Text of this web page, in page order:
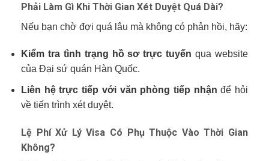
Phải Làm Gì Khi Thời Gian Xét Duyệt Quá Dài?
Nếu bạn chờ đợi quá lâu mà không có phản hồi, hãy:
Kiểm tra tình trạng hồ sơ trực tuyến qua website
của Đại sứ quán Hàn Quốc.
Liên hệ trực tiếp với văn phòng tiếp nhận để hỏi
về tiến trình xét duyệt.
Lệ Phí Xử Lý Visa Có Phụ Thuộc Vào Thời Gian
Không?